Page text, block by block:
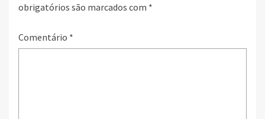
obrigatórios são marcados com *
Comentário *